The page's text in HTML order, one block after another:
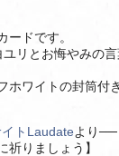
ードです。
リとお悔やみの
ホワイトの封筒付
トLaudateより──
祈りましょう】